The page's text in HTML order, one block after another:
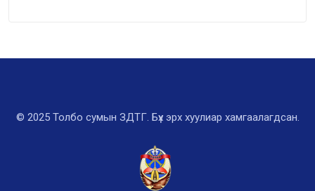
© 2025 Толбо сумын ЗДТГ. Бүх эрх хуулиар хамгаалагдсан.